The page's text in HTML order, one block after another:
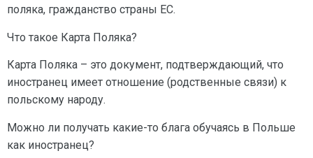
поляка, гражданство страны ЕС.
Что такое Карта Поляка?
Карта Поляка – это документ, подтверждающий, что
иностранец имеет отношение (родственные связи) к
польскому народу.
Можно ли получать какие-то блага обучаясь в Польше
как иностранец?